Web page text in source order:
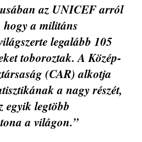
az UNICEF arról
hogy a militáns
legalább 105
toboroztak. A Közép-
(CAR) alkotja
a nagy részét,
egyik legtöbb
a világon.”